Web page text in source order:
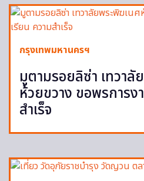
กรุงเทพมหานครฯ
มูตามรอยลิซ่า เทวาลั
ห้วยขวาง ขอพรการง
สำเร็จ